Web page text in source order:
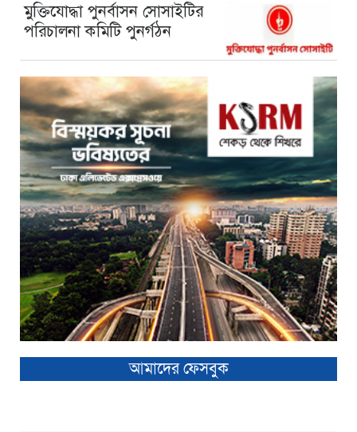
মুক্তিযোদ্ধা পুনর্বাসন সোসাইটির
পরিচালনা কমিটি পুনর্গঠন
আমাদের ফেসবুক